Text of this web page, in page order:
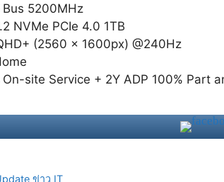
Bus 5200MHz
NVMe PCIe 4.0 1TB
(2560 x 1600px) @240Hz
site Service + 2Y ADP 100% Part
ข่าว IT